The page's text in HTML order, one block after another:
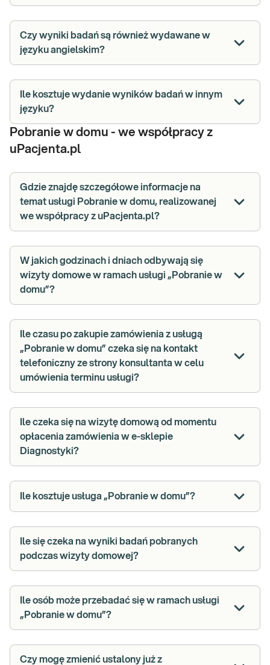
Czy wyniki badań są również wydawane w
języku angielskim?
Ile kosztuje wydanie wyników badań w innym
języku?
Pobranie w domu - we współpracy z
uPacjenta.pl
Gdzie znajdę szczegółowe informacje na
temat usługi Pobranie w domu, realizowanej
we współpracy z uPacjenta.pl?
W jakich godzinach i dniach odbywają się
wizyty domowe w ramach usługi „Pobranie w
domu”?
Ile czasu po zakupie zamówienia z usługą
„Pobranie w domu” czeka się na kontakt
telefoniczny ze strony konsultanta w celu
umówienia terminu usługi?
Ile czeka się na wizytę domową od momentu
opłacenia zamówienia w e-sklepie
Diagnostyki?
Ile kosztuje usługa „Pobranie w domu”?
Ile się czeka na wyniki badań pobranych
podczas wizyty domowej?
Ile osób może przebadać się w ramach usługi
„Pobranie w domu”?
Czy mogę zmienić ustalony już z